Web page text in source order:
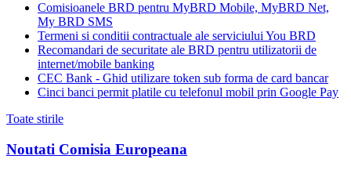
Comisioanele BRD pentru MyBRD Mobile, MyBRD Net,
My BRD SMS
Termeni si conditii contractuale ale serviciului You BRD
Recomandari de securitate ale BRD pentru utilizatorii de
internet/mobile banking
CEC Bank - Ghid utilizare token sub forma de card bancar
Cinci banci permit platile cu telefonul mobil prin Google Pay
Toate stirile
Noutati Comisia Europeana